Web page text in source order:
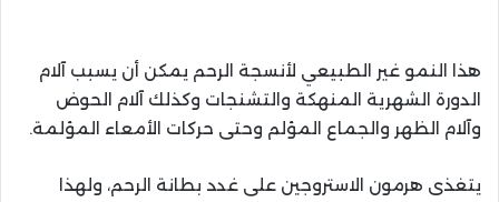
هذا النمو غير الطبيعي لأنسجة الرحم يمكن أن يسبب آلام
الدورة الشهرية المنهكة والتشنجات وكذلك آلام الحوض
وآلام الظهر والجماع المؤلم وحتى حركات الأمعاء المؤلمة.
يتغذى هرمون الاستروجين على غدد بطانة الرحم، ولهذا